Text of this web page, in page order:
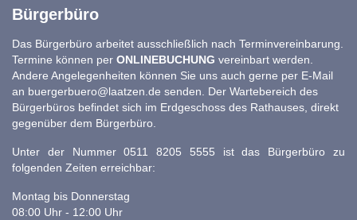
Bürgerbüro
Das Bürgerbüro arbeitet ausschließlich nach Terminvereinbarung.
Termine können per ONLINEBUCHUNG vereinbart werden.
Andere Angelegenheiten können Sie uns auch gerne per E-Mail
an buergerbuero@laatzen.de senden. Der Wartebereich des
Bürgerbüros befindet sich im Erdgeschoss des Rathauses, direkt
gegenüber dem Bürgerbüro.
Unter der Nummer 0511 8205 5555 ist das Bürgerbüro zu
folgenden Zeiten erreichbar:
Montag bis Donnerstag
08:00 Uhr - 12:00 Uhr